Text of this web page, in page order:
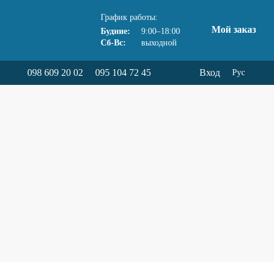
График работы:
Будние:
9:00–18:00
Сб-Вс:
выходной
Мой заказ
098 609 20 02 095 104 72 45 Вход Рус